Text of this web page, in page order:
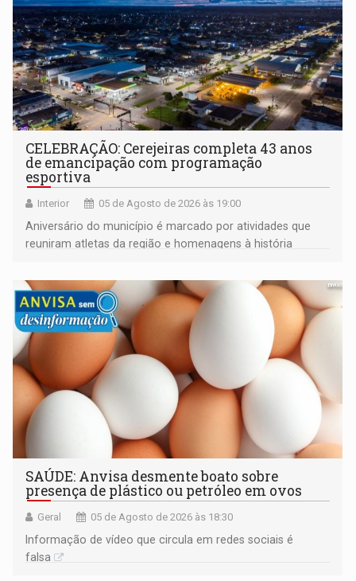
CELEBRAÇÃO: Cerejeiras completa 43 anos
de emancipação com programação
esportiva
Interior 05 de Agosto de 2026 às 19:00
Aniversário do município é marcado por atividades que
reuniram atletas da região e homenagens à história
SAÚDE: Anvisa desmente boato sobre
presença de plástico ou petróleo em ovos
Geral 05 de Agosto de 2026 às 18:30
Informação de vídeo que circula em redes sociais é
falsa